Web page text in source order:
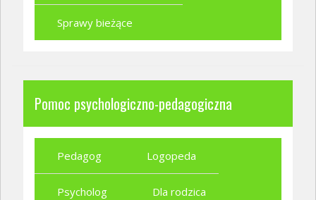
Sprawy bieżące
Pomoc psychologiczno-pedagogiczna
Pedagog Logopeda
Psycholog Dla rodzica